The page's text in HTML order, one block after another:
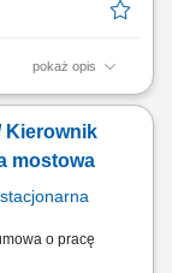
pokaż opis
realizacji
branżami,‎
i prowadzenie
Kierownik
mostowa
stacjonarna
o pracę